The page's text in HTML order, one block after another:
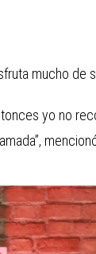
mucho de
yo no